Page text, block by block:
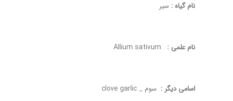
نام گیاه : سیر
نام علمی :
اسامی دیگر : سوم _ clove garlic